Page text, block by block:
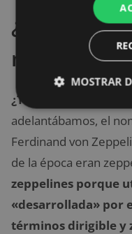
¿Dirigible y
mismo?
¿Todos los dirigibles
adelantábamos, el
Ferdinand von
de la época eran
zeppelines porque
«desarrollada» por
términos dirigible y
MOSTRAR